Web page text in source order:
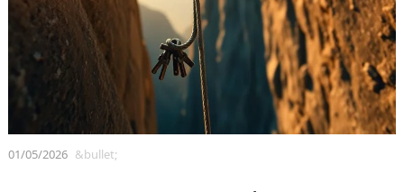
01/05/2026 &bullet;